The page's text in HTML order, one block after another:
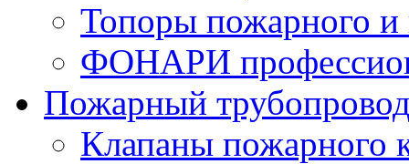
Топоры пожарного и
ФОНАРИ
Пожарный
Клапаны пожарного